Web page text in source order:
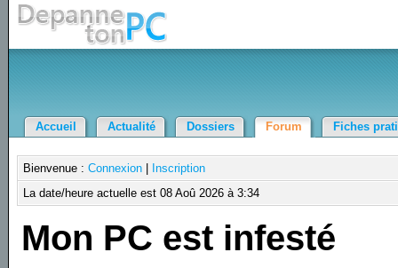
Accueil Actualité Dossiers Forum Fiches
Bienvenue :Connexion
Inscription
La date/heure actuelle est 08 Aoû 2026 à 3:34
Mon PC est infesté